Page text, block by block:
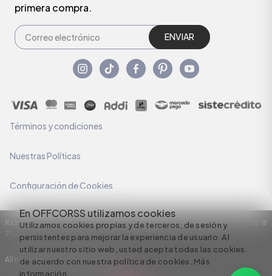
En OFFCORSS utilizamos cookies
Utilizamos cookies propias y de terceros, de sesión y
persistentes para mejorar la experiencia de usuario. Al
utilizar nuestro sitio web, usted acepta todas las cookies
de acuerdo con nuestra política de cookies. Más
información
primera compra.
ENVIAR
Términos y condiciones
Nuestras Políticas
Configuración de Cookies
Razón Social: C.I HERMECO S.A. NIT: 890924167-6 Dirección: Carrera 50 #
7 – 35
All rights reserved empowered by